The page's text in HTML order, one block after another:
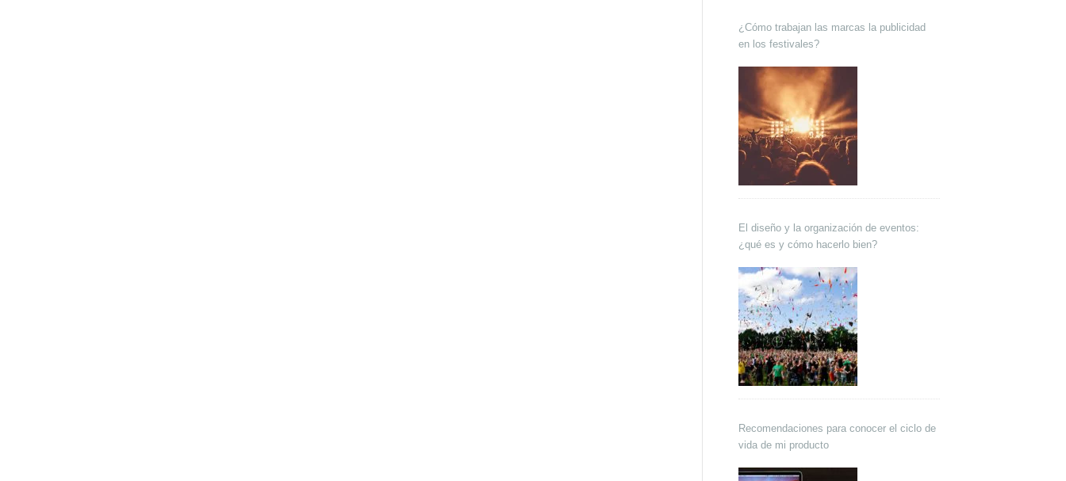
¿Cómo trabajan las marcas la publicidad
en los festivales?
El diseño y la organización de eventos:
¿qué es y cómo hacerlo bien?
Recomendaciones para conocer el ciclo de
vida de mi producto